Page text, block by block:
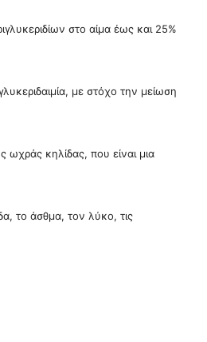
στο αίμα έως και 25%
με στόχο την μείωση
κηλίδας, που είναι μια
το άσθμα, τον λύκο, τις